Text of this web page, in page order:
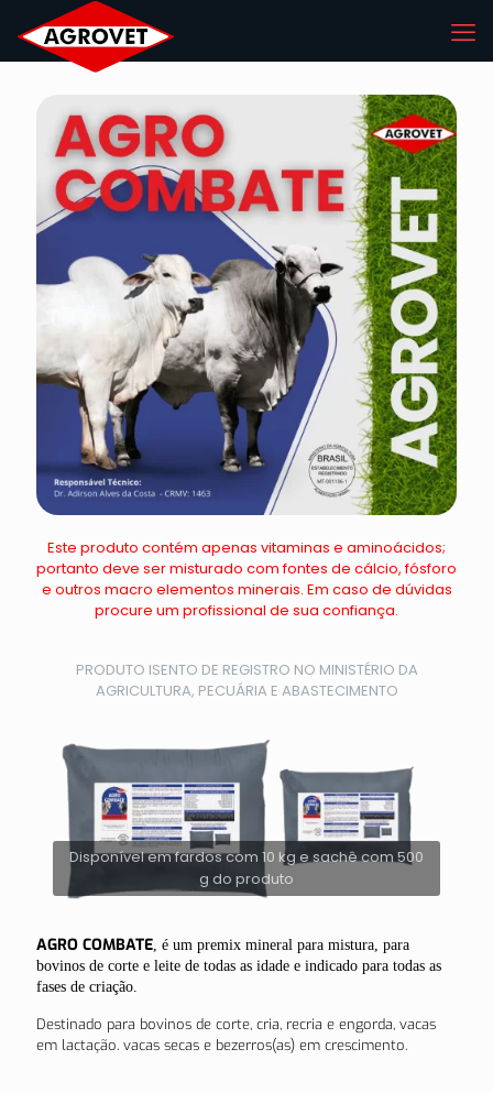
Este produto contém apenas vitaminas e aminoácidos;
portanto deve ser misturado com fontes de cálcio, fósforo
e outros macro elementos minerais. Em caso de dúvidas
procure um profissional de sua confiança.
PRODUTO ISENTO DE REGISTRO NO MINISTÉRIO DA
AGRICULTURA, PECUÁRIA E ABASTECIMENTO
Disponível em fardos com 10 kg e sachê com 500
g do produto
AGRO COMBATE , é um premix mineral para mistura, para
bovinos de corte e leite de todas as idade e indicado para todas as
fases de criação.
Destinado para bovinos de corte, cria, recria e engorda, vacas
em lactação. vacas secas e bezerros(as) em crescimento.